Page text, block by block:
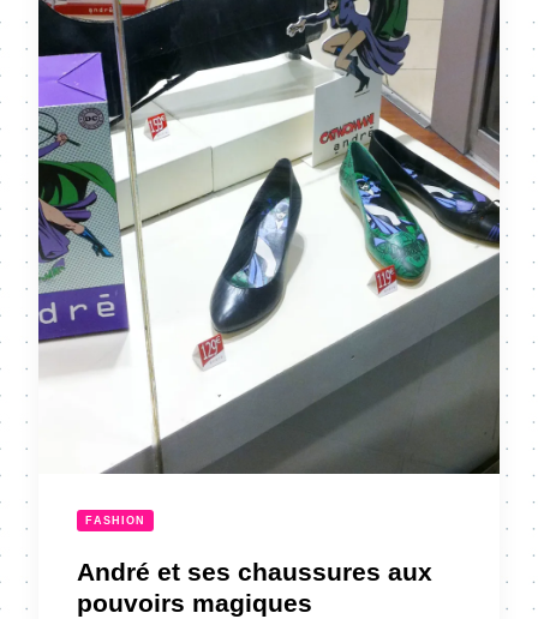
FASHION
André et ses chaussures aux
pouvoirs magiques